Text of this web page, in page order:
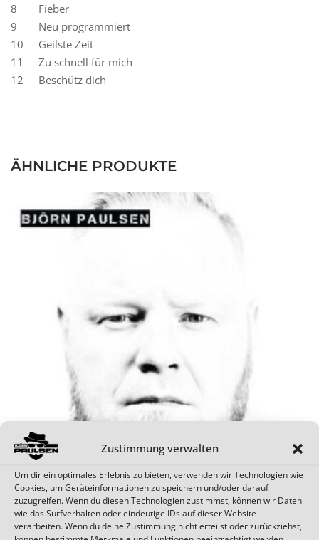
Zustimmung verwalten
Um dir ein optimales Erlebnis zu bieten, verwenden wir Technologien wie
Cookies, um Geräteinformationen zu speichern und/oder darauf
zuzugreifen. Wenn du diesen Technologien zustimmst, können wir Daten
wie das Surfverhalten oder eindeutige IDs auf dieser Website
verarbeiten. Wenn du deine Zustimmung nicht erteilst oder zurückziehst,
8
Fieber
9
Neu programmiert
10
Geilste Zeit
11
Zu schnell für mich
12
Beschütz dich
ÄHNLICHE PRODUKTE
Dieses
Produkt
weist
ALLES HAT SEINE ZEIT
18,00€–24,00€